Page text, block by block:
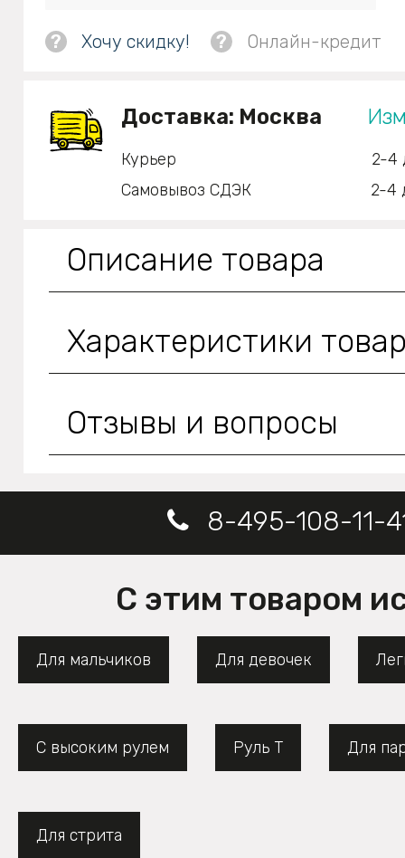
? Хочу скидку! ? Онлайн-кредит
Доставка: Москва
Курьер
2-4
Самовывоз СДЭК
2-4
Описание товара
Характеристики
Отзывы и вопросы
8-495-108-11-
С этим товаром
Для мальчиков Для девочек
С высоким рулем Руль Т Для
Для стрита